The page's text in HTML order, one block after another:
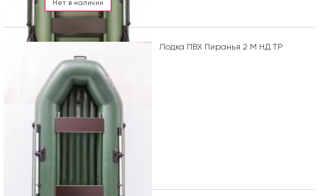
Нет в наличии
Лодка ПВХ Пиранья 2 М НД ТР